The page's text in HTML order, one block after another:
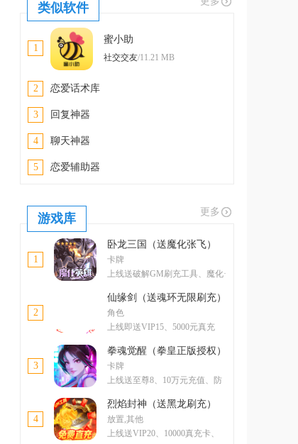
类似软件
1
蜜小助
社交交友/11.21 MB
2 恋爱话术库
3 回复神器
4 聊天神器
5 恋爱辅助器
游戏库 更多
1
卧龙三国（送魔化张飞）
卡牌
上线送破解GM刷充工具、魔化·
2
仙缘剑（送魂环无限刷充）
角色
上线即送VIP15、5000元真充
3
拳魂觉醒（拳皇正版授权）
卡牌
上线送至尊8、10万元充值、防
4
烈焰封神（送黑龙刷充）
放置,其他
上线送VIP20、10000真充卡、